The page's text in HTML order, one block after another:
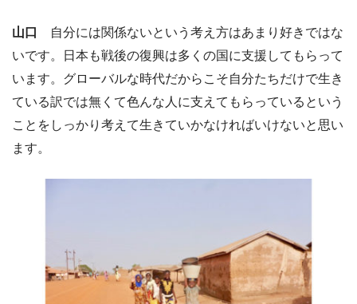
山口
自分には関係ないという考え方はあまり好きではな
いです。日本も戦後の復興は多くの国に支援してもらって
います。グローバルな時代だからこそ自分たちだけで生き
ている訳では無くて色んな人に支えてもらっているという
ことをしっかり考えて生きていかなければいけないと思い
ます。